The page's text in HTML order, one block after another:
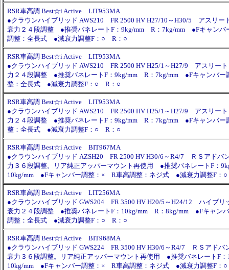
RSR車高調 Best☆i Active LIT953MA
●クラウンハイブリッド AWS210 FR 2500 HV H27/10～H30/5 アスリ
衰力２４段調整 ●推奨バネレートF：9kg/mm R：7kg/mm ●Fキャン
調整：全長式 ●減衰力調整F：○ R：○
RSR車高調 Best☆i Active LIT953MA
●クラウンハイブリッド AWS210 FR 2500 HV H25/1～H27/9 アスリー
力２４段調整 ●推奨バネレートF：9kg/mm R：7kg/mm ●Fキャンバ
整：全長式 ●減衰力調整F：○ R：○
RSR車高調 Best☆i Active LIT953MA
●クラウンハイブリッド AWS210 FR 2500 HV H25/1～H27/9 アスリー
力２４段調整 ●推奨バネレートF：9kg/mm R：7kg/mm ●Fキャンバ
整：全長式 ●減衰力調整F：○ R：○
RSR車高調 Best☆i Active BIT967MA
●クラウンハイブリッド AZSH20 FR 2500 HV H30/6～R4/7 ＲＳアド
力３６段調整。リア純正アッパーマウント再使用 ●推奨バネレートF：
10kg/mm ●Fキャンバー調整：× R車高調整：ネジ式 ●減衰力調整F：
RSR車高調 Best☆i Active LIT256MA
●クラウンハイブリッド GWS204 FR 3500 HV H20/5～H24/12 ハイブ
衰力２４段調整 ●推奨バネレートF：10kg/mm R：8kg/mm ●Fキャン
調整：全長式 ●減衰力調整F：○ R：○
RSR車高調 Best☆i Active BIT968MA
●クラウンハイブリッド GWS224 FR 3500 HV H30/6～R4/7 ＲＳアド
衰力３６段調整。リア純正アッパーマウント再使用 ●推奨バネレートF
10kg/mm ●Fキャンバー調整：× R車高調整：ネジ式 ●減衰力調整F：